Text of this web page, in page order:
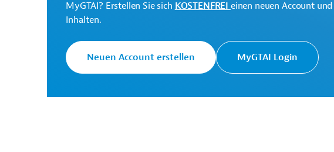
Nach ersten Schätzungen könnten sich die Gesamtkosten für die
Milliarden Euro belaufen.
Kontaktadressen:
MyGTAI? Erstellen Sie sich KOSTENFREI einen neuen Account
Inhalten.
Neuen Account erstellen MyGTAI Login